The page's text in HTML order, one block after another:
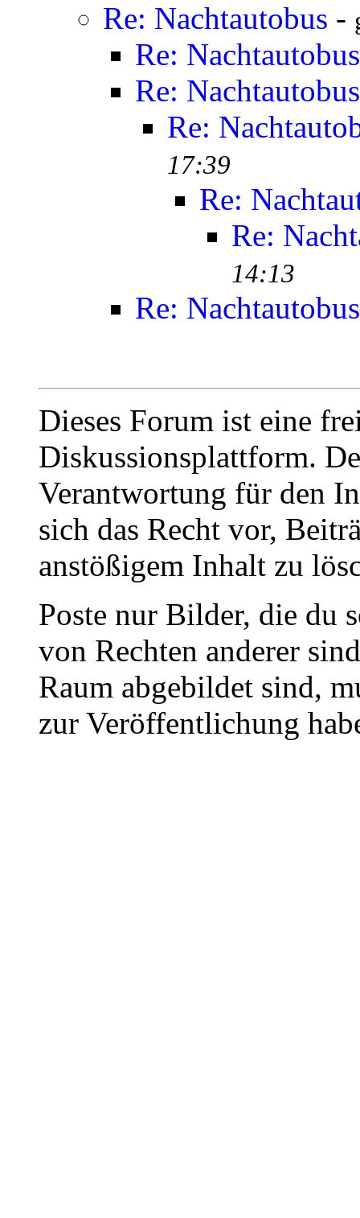
Re: Nachtautobus -
Re: Nachtautobus
Re: Nachtautobus
Re:
17:39
Re:
Re:
14:13
Re: Nachtautobus
Dieses Forum ist eine
Diskussionsplattform.
Verantwortung für den
sich das Recht vor,
anstößigem Inhalt zu
Poste nur Bilder, die du
von Rechten anderer
Raum abgebildet sind,
zur Veröffentlichung